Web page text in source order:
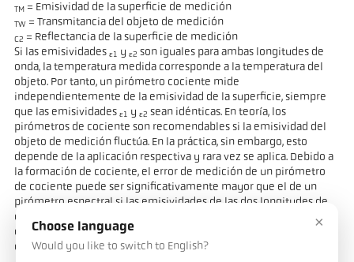
TM= Emisividad de la superficie de medición
TW= Transmitancia del objeto de medición
C2 = Reflectancia de la superficie de medición
Si las emisividades ε1 y ε2 son iguales para ambas longitudes de
onda, la temperatura medida corresponde a la temperatura del
objeto. Por tanto, un pirómetro cociente mide
independientemente de la emisividad de la superficie, siempre
que las emisividades ε1 y ε2 sean idénticas. En teoría, los
pirómetros de cociente son recomendables si la emisividad del
objeto de medición fluctúa. En la práctica, sin embargo, esto
depende de la aplicación respectiva y rara vez se aplica. Debido a
la formación de cociente, el error de medición de un pirómetro
de cociente puede ser significativamente mayor que el de un
pirómetro espectral si las emisividades de las dos longitudes de
onda de medición fluctúan y difieren. Los metales en particular, y
especialmente los metales no ferrosos, presentan un cambio de
emisividad dependiente de la longitud de onda.
×
Choose language
Would you like to switch to English?